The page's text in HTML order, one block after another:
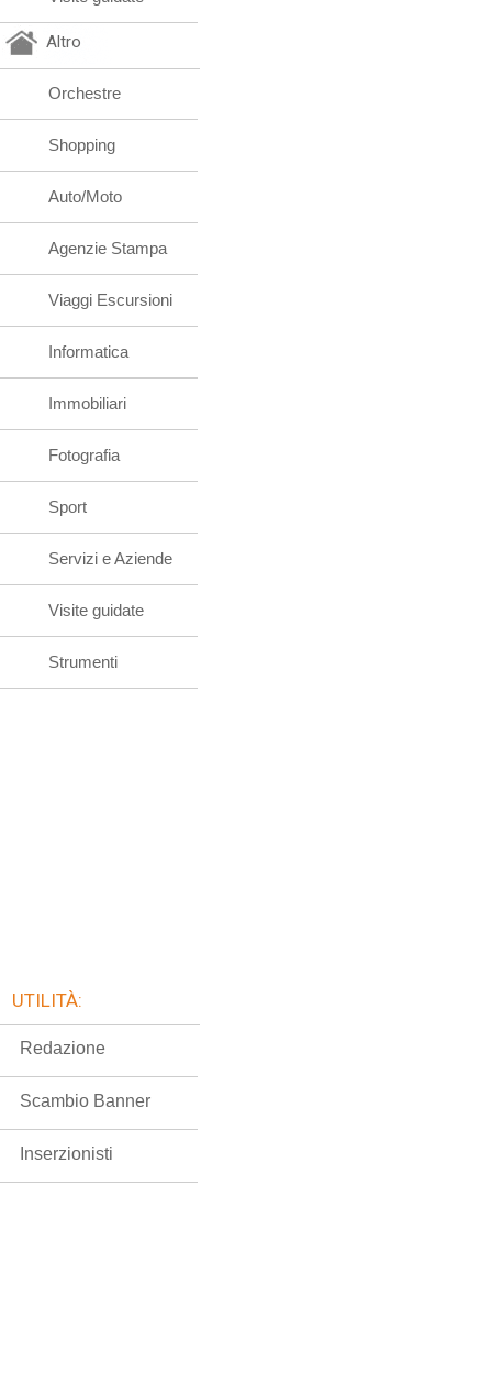
Altro
Orchestre
Shopping
Auto/Moto
Agenzie Stampa
Viaggi Escursioni
Informatica
Immobiliari
Fotografia
Sport
Servizi e Aziende
Visite guidate
Strumenti
UTILITÀ:
Redazione
Scambio Banner
Inserzionisti